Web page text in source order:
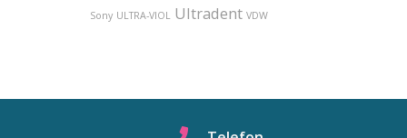
Sony ULTRA-VIOL Ultradent VDW